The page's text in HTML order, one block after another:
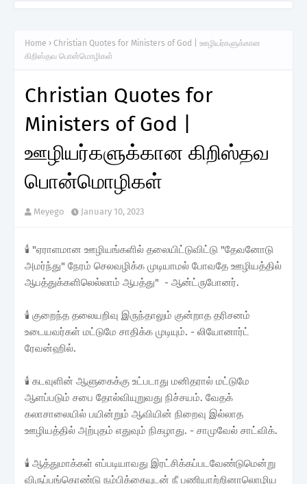
Home
Christian Quotes for Ministers of God | ஊழியர்களுக்கான
கிறிஸ்தவ பொன்மொழிகள்
Christian Quotes for
Ministers of God |
ஊழியர்களுக்கான கிறிஸ்தவ
பொன்மொழிகள்
Meyego January 10, 2023
🕯️ "ஏராளமான ஊழியங்களில் தலையிட்டுவிட்டு "தேவனோடு
அமர்ந்து" நேரம் செலவழிக்க முடியாமல் போவதே ஊழியத்தில்
ஆபத்துக்களிலெல்லாம் ஆபத்து" - ஆன்ட்ருபோனர்.
🕯️ குறைந்த தலையறிவு இருந்தாலும் குன்றாத தரிசனம்
உடையவர்கள் மட்டுமே சாதிக்க முடியும். - லியோனார்ட்
ரேவன்ஹில்.
🕯️ கடவுளின் ஆளுகைக்கு உட்படாது மனிதரால் மட்டுமே
ஆளப்படும் சபை தோல்வியுறுவது நிச்சயம். வேதக்
கலாசாலையில் பயின்றும் ஆவியின் நிறைவு இல்லாத
ஊழியத்தில் அற்புதம் எதுவும் நிகழாது. - சாமுவேல் சாட்விக்.
🕯️ ஆத்துமாக்கள் எப்படியாவது இரட்சிக்கப்படவேண்டுமென்று
விருப்பங்கொண்டு நம்பிக்கையுடன் நீ பணியாற்றினாலொழிய